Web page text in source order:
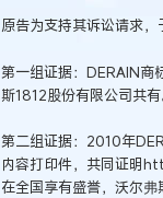
原告为支持其诉讼请求，
第一组证据：DERAIN商
斯1812股份有限公司共有
第二组证据：2010年
内容打印件，共同证明
在全国享有盛誉，沃尔